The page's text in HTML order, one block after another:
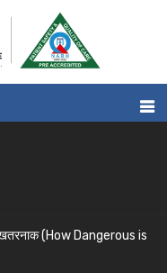
(How Dangerous is